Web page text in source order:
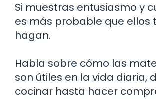
Si muestras entusiasmo y
es más probable que ellos
hagan.
Habla sobre cómo las
son útiles en la vida diaria,
cocinar hasta hacer